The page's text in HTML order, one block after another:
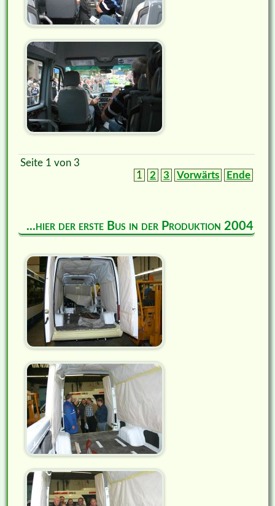
Seite 1 von 3
1
2 3 Vorwärts Ende
...hier der erste Bus in der Produktion 2004